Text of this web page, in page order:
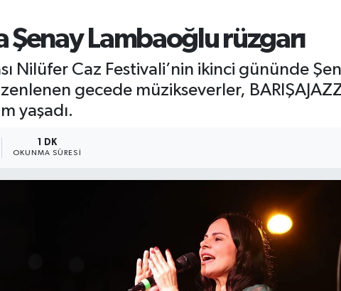
Şenay Lambaoğlu rüzgarı
Nilüfer Caz Festivali’nin ikinci gününde
gecede müzikseverler,
yaşadı.
1 DK
OKUNMA SÜRESI